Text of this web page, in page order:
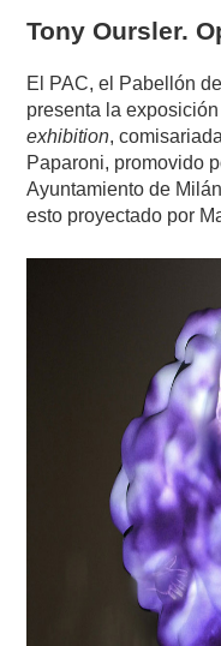
Tony Oursler.
El PAC, el Pabellón
presenta la exposición
exhibition,
Paparoni, promovido
Ayuntamiento de
esto proyectado por